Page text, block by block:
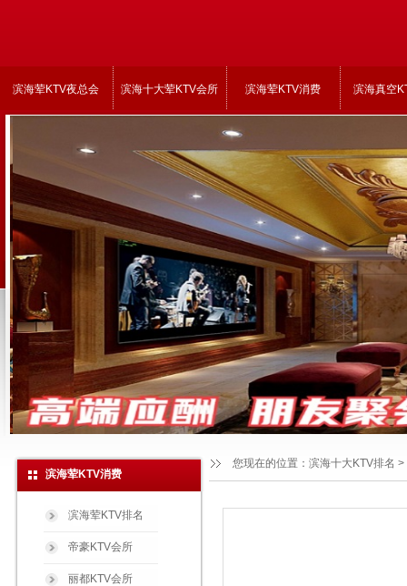
滨海荤KTV夜总会 滨海十大荤KTV会所 滨海荤KTV消费 滨海真空
滨海荤KTV消费
滨海荤KTV排名
帝豪KTV会所
丽都KTV会所
您现在的位置： 滨海十大KTV排名 >